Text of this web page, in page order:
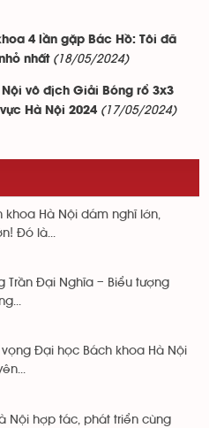
4 lần gặp Bác Hồ: Tôi đã
nhất (18/05/2024)
vô địch Giải Bóng rổ 3x3
Hà Nội 2024 (17/05/2024)
khoa Hà Nội dám nghĩ lớn,
Đó là...
Trần Đại Nghĩa – Biểu tượng
vọng Đại học Bách khoa Hà Nội
Nội hợp tác, phát triển cùng